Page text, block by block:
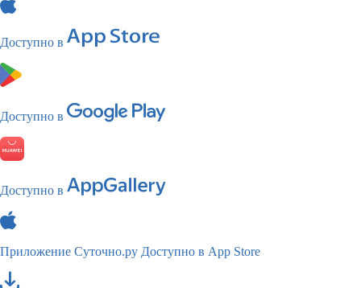
Доступно в
Доступно в
Доступно в
Приложение Суточно.ру Доступно в App Store